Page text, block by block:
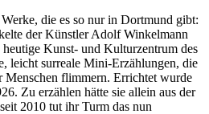
die es so nur in Dortmund gibt:
der Künstler Adolf Winkelmann
Kunst- und Kulturzentrum des
leicht surreale Mini-Erzählungen, die
Menschen flimmern. Errichtet wurde
Zu erzählen hätte sie allein aus der
2010 tut ihr Turm das nun